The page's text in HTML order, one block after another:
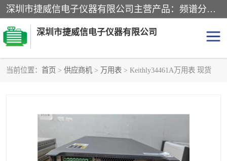
深圳市捷威信电子仪器有限公司主营产品：频谱分析仪.信号发生器.网络分析仪.音频分析仪，示波器，电源，音频分析仪。综合测试仪。蓝牙测试仪等
深圳市捷威信电子仪器有限公司
当前位置： 首页 > 供应商机 > 万用表 > Keithly34461A万用表 现货
信号发生器 网络分析仪
音频分析仪 天馈线测试仪